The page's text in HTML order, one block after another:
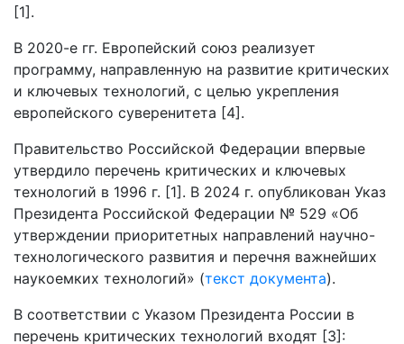
[1].
В 2020-е гг. Европейский союз реализует
программу, направленную на развитие критических
и ключевых технологий, с целью укрепления
европейского суверенитета [4].
Правительство Российской Федерации впервые
утвердило перечень критических и ключевых
технологий в 1996 г. [1]. В 2024 г. опубликован Указ
Президента Российской Федерации № 529 «Об
утверждении приоритетных направлений научно-
технологического развития и перечня важнейших
наукоемких технологий» (текст документа).
В соответствии с Указом Президента России в
перечень критических технологий входят [3]: